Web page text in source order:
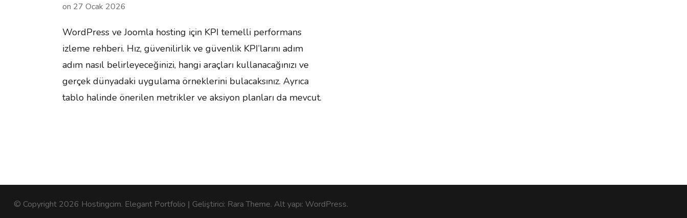
on 27 Ocak 2026
WordPress ve Joomla hosting için KPI temelli performans
izleme rehberi. Hız, güvenilirlik ve güvenlik KPI’larını adım
adım nasıl belirleyeceğinizi, hangi araçları kullanacağınızı ve
gerçek dünyadaki uygulama örneklerini bulacaksınız. Ayrıca
tablo halinde önerilen metrikler ve aksiyon planları da mevcut.
© Copyright 2026 Hostingcim. Elegant Portfolio | Geliştirici: Rara Theme. Alt yapı: WordPress.